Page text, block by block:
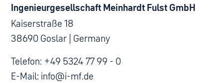
Ingenieurgesellschaft Meinhardt Fulst GmbH
Kaiserstraße 18
38690 Goslar | Germany
Telefon: +49 5324 77 99 - 0
E-Mail: info@i-mf.de